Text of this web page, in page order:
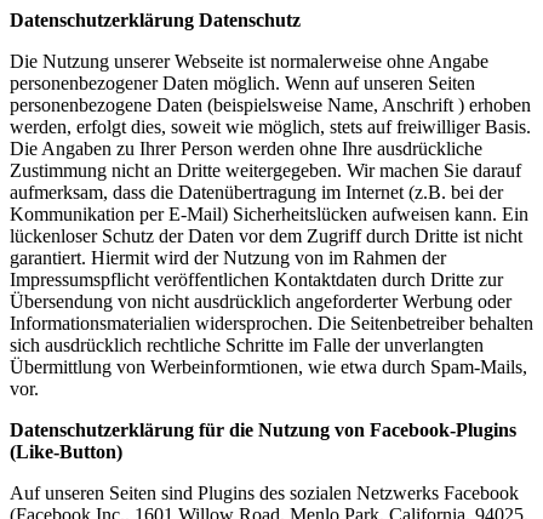
Datenschutzerklärung Datenschutz
Die Nutzung unserer Webseite ist normalerweise ohne Angabe
personenbezogener Daten möglich. Wenn auf unseren Seiten
personenbezogene Daten (beispielsweise Name, Anschrift ) erhoben
werden, erfolgt dies, soweit wie möglich, stets auf freiwilliger Basis.
Die Angaben zu Ihrer Person werden ohne Ihre ausdrückliche
Zustimmung nicht an Dritte weitergegeben. Wir machen Sie darauf
aufmerksam, dass die Datenübertragung im Internet (z.B. bei der
Kommunikation per E-Mail) Sicherheitslücken aufweisen kann. Ein
lückenloser Schutz der Daten vor dem Zugriff durch Dritte ist nicht
garantiert. Hiermit wird der Nutzung von im Rahmen der
Impressumspflicht veröffentlichen Kontaktdaten durch Dritte zur
Übersendung von nicht ausdrücklich angeforderter Werbung oder
Informationsmaterialien widersprochen. Die Seitenbetreiber behalten
sich ausdrücklich rechtliche Schritte im Falle der unverlangten
Übermittlung von Werbeinformtionen, wie etwa durch Spam-Mails,
vor.
Datenschutzerklärung für die Nutzung von Facebook-Plugins
(Like-Button)
Auf unseren Seiten sind Plugins des sozialen Netzwerks Facebook
(Facebook Inc., 1601 Willow Road, Menlo Park, California, 94025,